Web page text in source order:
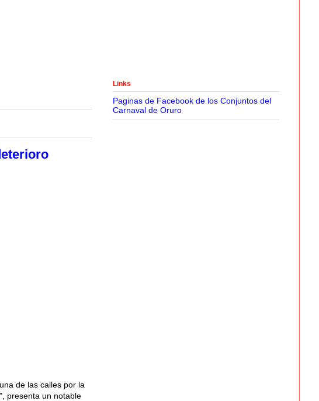
de las calles por la
presenta un notable
Links
Paginas de Facebook de los Conjuntos del
Carnaval de Oruro